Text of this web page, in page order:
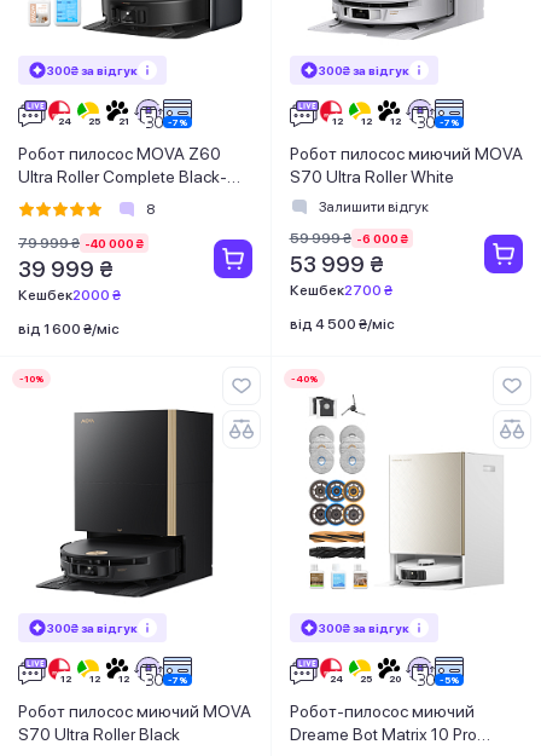
300₴ за відгук
Робот пилосос MOVA Z60
Ultra Roller Complete Black-
EUA
8
79 999 ₴ -40 000 ₴
39 999 ₴
Кешбек2000 ₴
від 1 600 ₴/міс
300₴ за відгук
Робот пилосос миючий MOVA
S70 Ultra Roller White
Залишити відгук
59 999 ₴ -6 000 ₴
53 999 ₴
Кешбек2700 ₴
від 4 500 ₴/міс
-10%
300₴ за відгук
Робот пилосос миючий MOVA
S70 Ultra Roller Black
-40%
300₴ за відгук
Робот-пилосос миючий
Dreame Bot Matrix 10 Pro